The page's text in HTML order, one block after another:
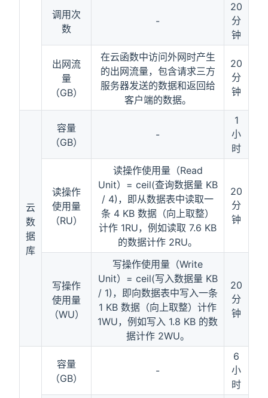
调用次
数
-
20
分
钟
出网流
量
（GB）
在云函数中访问外网时产生
的出网流量，包含请求三方
服务器发送的数据和返回给
客户端的数据。
20
分
钟
云
数
据
库
容量
（GB）
-
1
小
时
读操作
使用量
（RU）
读操作使用量（Read
Unit）= ceil(查询数据量 KB
/ 4)，即从数据表中读取一
条 4 KB 数据（向上取整）
计作 1RU，例如读取 7.6 KB
的数据计作 2RU。
20
分
钟
写操作
使用量
（WU）
写操作使用量（Write
Unit）= ceil(写入数据量 KB
/ 1)，即向数据表中写入一条
1 KB 数据（向上取整）计作
1WU，例如写入 1.8 KB 的数
据计作 2WU。
20
分
钟
容量
（GB）
-
6
小
时